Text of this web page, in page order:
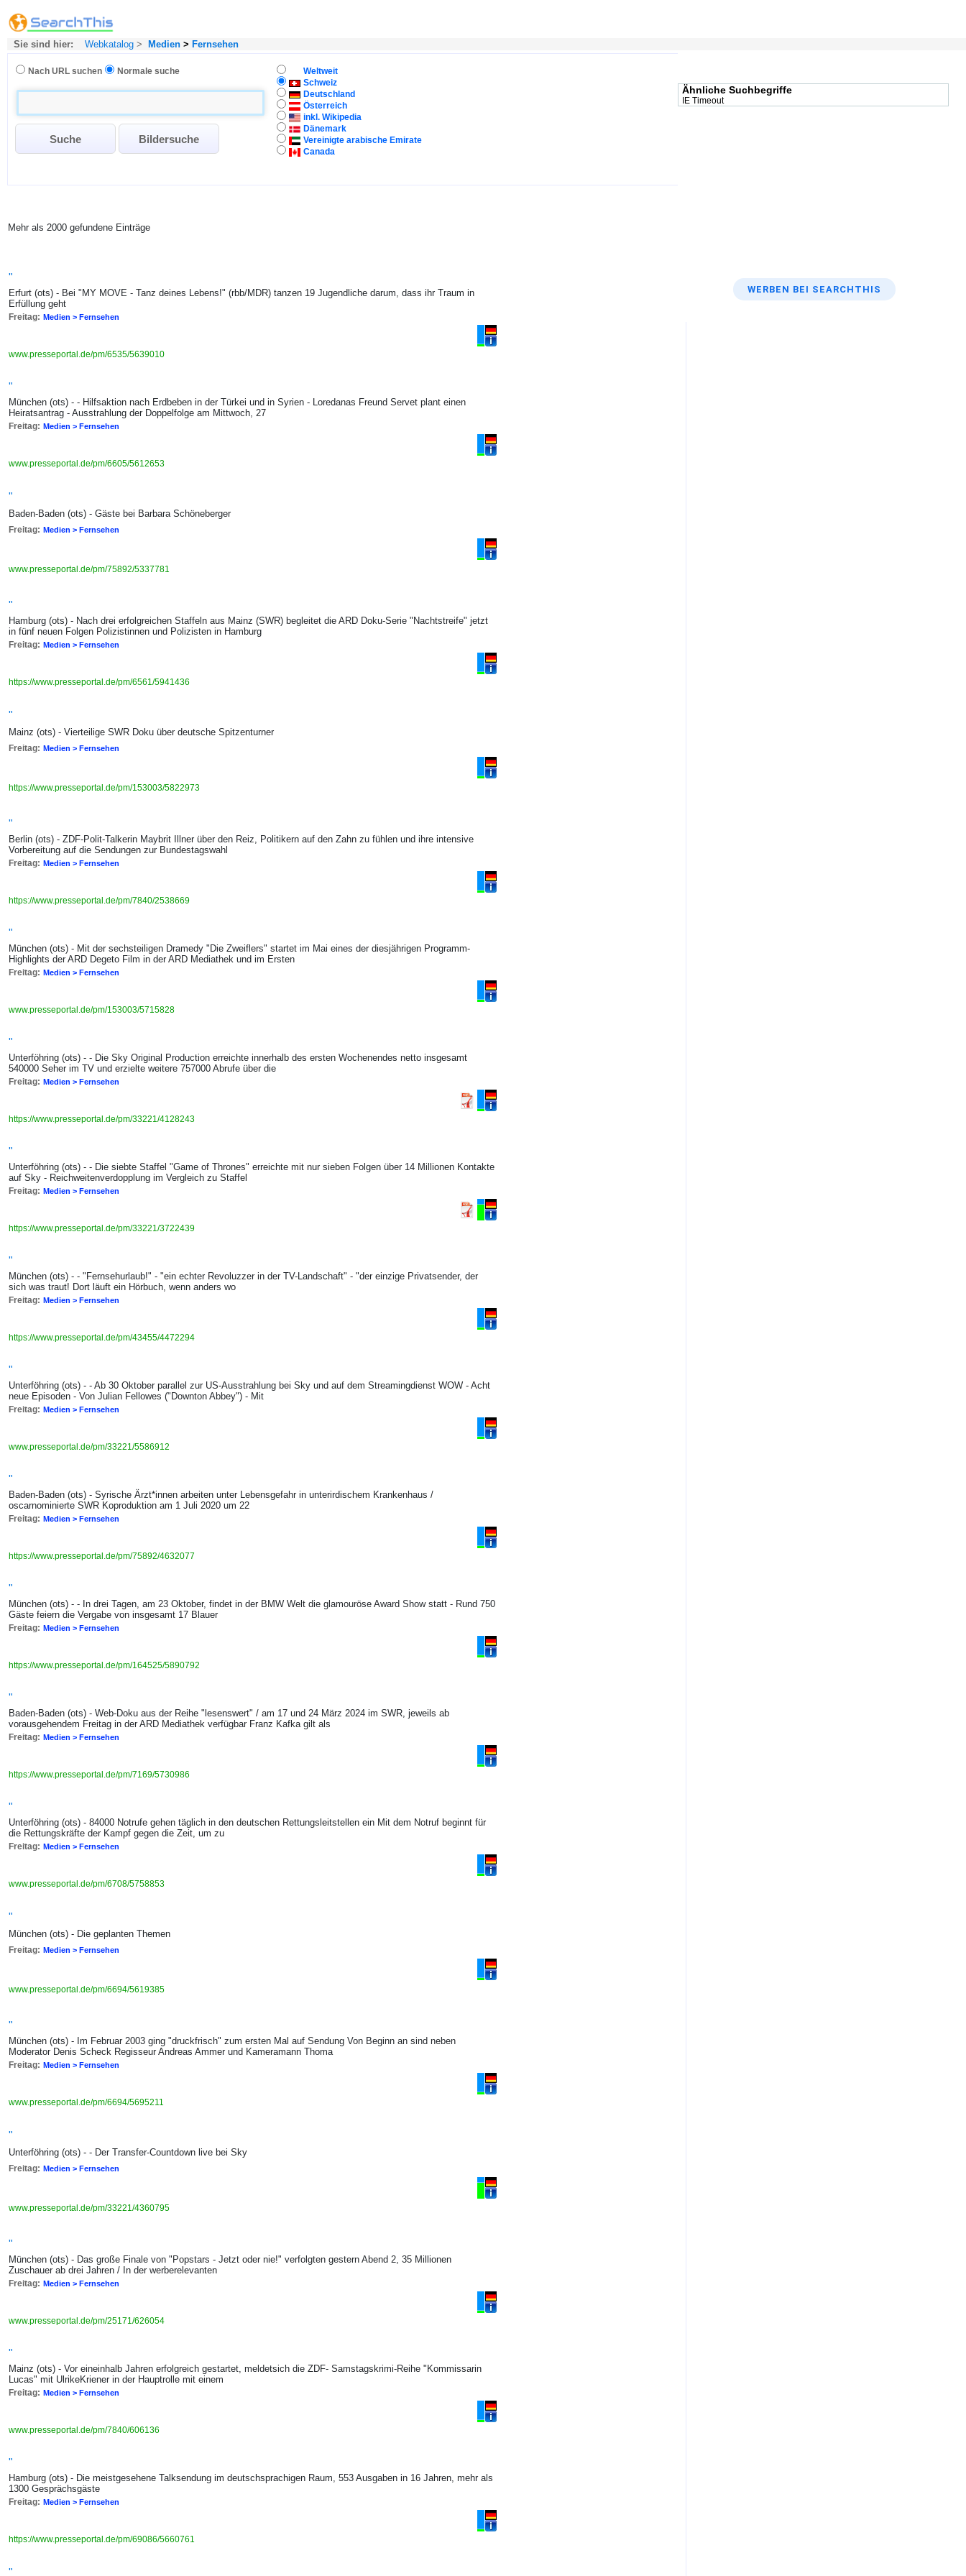
Sie sind hier: Webkatalog > Medien > Fernsehen
Nach URL suchen Normale suche
Weltweit
Schweiz
Deutschland
Österreich
inkl. Wikipedia
Dänemark
Vereinigte arabische Emirate
Canada
Mehr als 2000 gefundene Einträge
"
Erfurt (ots) - Bei "MY MOVE - Tanz deines Lebens!" (rbb/MDR) tanzen 19 Jugendliche darum, dass ihr Traum in
Erfüllung geht
Freitag: Medien > Fernsehen
www.presseportal.de/pm/6535/5639010
"
München (ots) - - Hilfsaktion nach Erdbeben in der Türkei und in Syrien - Loredanas Freund Servet plant einen
Heiratsantrag - Ausstrahlung der Doppelfolge am Mittwoch, 27
Freitag: Medien > Fernsehen
www.presseportal.de/pm/6605/5612653
"
Baden-Baden (ots) - Gäste bei Barbara Schöneberger
Freitag: Medien > Fernsehen
www.presseportal.de/pm/75892/5337781
"
Hamburg (ots) - Nach drei erfolgreichen Staffeln aus Mainz (SWR) begleitet die ARD Doku-Serie "Nachtstreife" jetzt
in fünf neuen Folgen Polizistinnen und Polizisten in Hamburg
Freitag: Medien > Fernsehen
https://www.presseportal.de/pm/6561/5941436
"
Mainz (ots) - Vierteilige SWR Doku über deutsche Spitzenturner
Freitag: Medien > Fernsehen
https://www.presseportal.de/pm/153003/5822973
"
Berlin (ots) - ZDF-Polit-Talkerin Maybrit Illner über den Reiz, Politikern auf den Zahn zu fühlen und ihre intensive
Vorbereitung auf die Sendungen zur Bundestagswahl
Freitag: Medien > Fernsehen
https://www.presseportal.de/pm/7840/2538669
"
München (ots) - Mit der sechsteiligen Dramedy "Die Zweiflers" startet im Mai eines der diesjährigen Programm-
Highlights der ARD Degeto Film in der ARD Mediathek und im Ersten
Freitag: Medien > Fernsehen
www.presseportal.de/pm/153003/5715828
"
Unterföhring (ots) - - Die Sky Original Production erreichte innerhalb des ersten Wochenendes netto insgesamt
540000 Seher im TV und erzielte weitere 757000 Abrufe über die
Freitag: Medien > Fernsehen
https://www.presseportal.de/pm/33221/4128243
"
Unterföhring (ots) - - Die siebte Staffel "Game of Thrones" erreichte mit nur sieben Folgen über 14 Millionen Kontakte
auf Sky - Reichweitenverdopplung im Vergleich zu Staffel
Freitag: Medien > Fernsehen
https://www.presseportal.de/pm/33221/3722439
"
München (ots) - - "Fernsehurlaub!" - "ein echter Revoluzzer in der TV-Landschaft" - "der einzige Privatsender, der
sich was traut! Dort läuft ein Hörbuch, wenn anders wo
Freitag: Medien > Fernsehen
https://www.presseportal.de/pm/43455/4472294
"
Unterföhring (ots) - - Ab 30 Oktober parallel zur US-Ausstrahlung bei Sky und auf dem Streamingdienst WOW - Acht
neue Episoden - Von Julian Fellowes ("Downton Abbey") - Mit
Freitag: Medien > Fernsehen
www.presseportal.de/pm/33221/5586912
"
Baden-Baden (ots) - Syrische Ärzt*innen arbeiten unter Lebensgefahr in unterirdischem Krankenhaus /
oscarnominierte SWR Koproduktion am 1 Juli 2020 um 22
Freitag: Medien > Fernsehen
https://www.presseportal.de/pm/75892/4632077
"
München (ots) - - In drei Tagen, am 23 Oktober, findet in der BMW Welt die glamouröse Award Show statt - Rund 750
Gäste feiern die Vergabe von insgesamt 17 Blauer
Freitag: Medien > Fernsehen
https://www.presseportal.de/pm/164525/5890792
"
Baden-Baden (ots) - Web-Doku aus der Reihe "lesenswert" / am 17 und 24 März 2024 im SWR, jeweils ab
vorausgehendem Freitag in der ARD Mediathek verfügbar Franz Kafka gilt als
Freitag: Medien > Fernsehen
https://www.presseportal.de/pm/7169/5730986
"
Unterföhring (ots) - 84000 Notrufe gehen täglich in den deutschen Rettungsleitstellen ein Mit dem Notruf beginnt für
die Rettungskräfte der Kampf gegen die Zeit, um zu
Freitag: Medien > Fernsehen
www.presseportal.de/pm/6708/5758853
"
München (ots) - Die geplanten Themen
Freitag: Medien > Fernsehen
www.presseportal.de/pm/6694/5619385
"
München (ots) - Im Februar 2003 ging "druckfrisch" zum ersten Mal auf Sendung Von Beginn an sind neben
Moderator Denis Scheck Regisseur Andreas Ammer und Kameramann Thoma
Freitag: Medien > Fernsehen
www.presseportal.de/pm/6694/5695211
"
Unterföhring (ots) - - Der Transfer-Countdown live bei Sky
Freitag: Medien > Fernsehen
www.presseportal.de/pm/33221/4360795
"
München (ots) - Das große Finale von "Popstars - Jetzt oder nie!" verfolgten gestern Abend 2, 35 Millionen
Zuschauer ab drei Jahren / In der werberelevanten
Freitag: Medien > Fernsehen
www.presseportal.de/pm/25171/626054
"
Mainz (ots) - Vor eineinhalb Jahren erfolgreich gestartet, meldetsich die ZDF- Samstagskrimi-Reihe "Kommissarin
Lucas" mit UlrikeKriener in der Hauptrolle mit einem
Freitag: Medien > Fernsehen
www.presseportal.de/pm/7840/606136
"
Hamburg (ots) - Die meistgesehene Talksendung im deutschsprachigen Raum, 553 Ausgaben in 16 Jahren, mehr als
1300 Gesprächsgäste
Freitag: Medien > Fernsehen
https://www.presseportal.de/pm/69086/5660761
"